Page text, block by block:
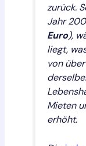
zurück.
Jahr
Euro),
liegt,
von über
Mieten
erhöht.